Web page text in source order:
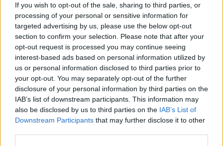
If you wish to opt-out of the sale, sharing to third parties, or
processing of your personal or sensitive information for
targeted advertising by us, please use the below opt-out
section to confirm your selection. Please note that after your
opt-out request is processed you may continue seeing
interest-based ads based on personal information utilized by
us or personal information disclosed to third parties prior to
your opt-out. You may separately opt-out of the further
disclosure of your personal information by third parties on the
IAB’s list of downstream participants. This information may
also be disclosed by us to third parties on the IAB’s List of
Downstream Participants that may further disclose it to other
κοίτασμα «Έψιλον» (2019), το οποίο με το που
εγκαινιάστηκε άρχισε να παράγει καθημερινά περισσότερα
από 1.000 βαρέλια πετρελαίου.